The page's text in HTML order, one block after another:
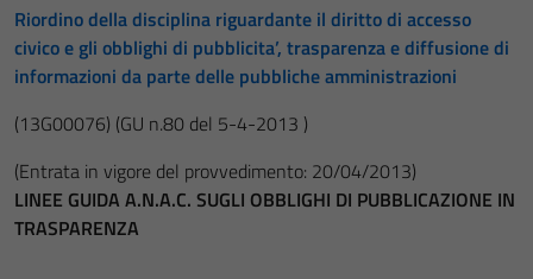
Riordino della disciplina riguardante il diritto di accesso
civico e gli obblighi di pubblicita’, trasparenza e diffusione di
informazioni da parte delle pubbliche amministrazioni
(13G00076) (GU n.80 del 5-4-2013 )
(Entrata in vigore del provvedimento: 20/04/2013)
LINEE GUIDA A.N.A.C. SUGLI OBBLIGHI DI PUBBLICAZIONE IN
TRASPARENZA